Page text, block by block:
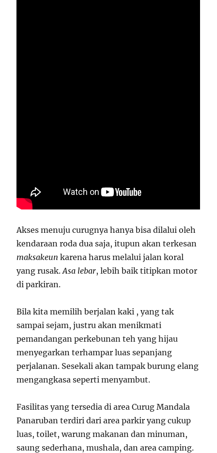
Akses menuju curugnya hanya bisa dilalui oleh
kendaraan roda dua saja, itupun akan terkesan
maksakeun karena harus melalui jalan koral
yang rusak.Asa lebar, lebih baik titipkan motor
di parkiran.
Bila kita memilih berjalan kaki , yang tak
sampai sejam, justru akan menikmati
pemandangan perkebunan teh yang hijau
menyegarkan terhampar luas sepanjang
perjalanan. Sesekali akan tampak burung elang
mengangkasa seperti menyambut.
Fasilitas yang tersedia di area Curug Mandala
Panaruban terdiri dari area parkir yang cukup
luas, toilet, warung makanan dan minuman,
saung sederhana, mushala, dan area camping.